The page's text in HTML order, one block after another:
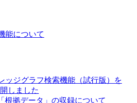
能について
ッジグラフ検索機能（試行版）を
しました
根拠データ」の収録について